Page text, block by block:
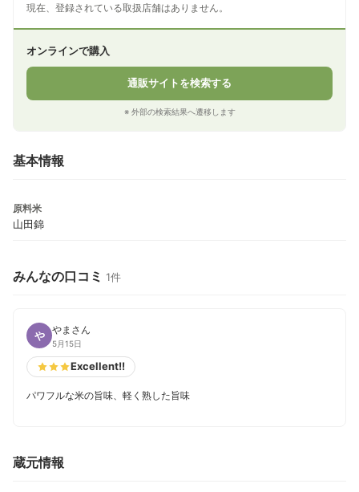
現在、登録されている取扱店舗はありません。
オンラインで購入
通販サイトを検索する
※ 外部の検索結果へ遷移します
基本情報
原料米
山田錦
みんなの口コミ 1件
や やまさん
5月15日
Excellent!!
パワフルな米の旨味、軽く熟した旨味
蔵元情報